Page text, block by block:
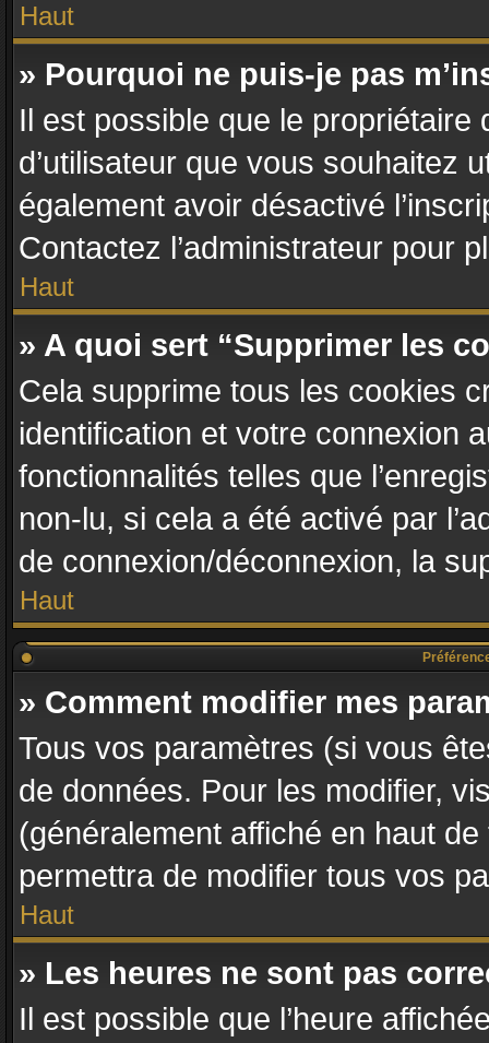
Haut
» Pourquoi ne puis-je pas
Il est possible que le
d’utilisateur que vous souhaitez
également avoir désactivé
Contactez l’administrateur pour
Haut
» A quoi sert “Supprimer les
Cela supprime tous les cookies
identification et votre connexion
fonctionnalités telles que
non-lu, si cela a été activé par
de connexion/déconnexion, la
Haut
» Comment modifier mes
Tous vos paramètres (si vous
de données. Pour les modifier,
(généralement affiché en haut
permettra de modifier tous vos
Haut
» Les heures ne sont pas
Il est possible que l’heure